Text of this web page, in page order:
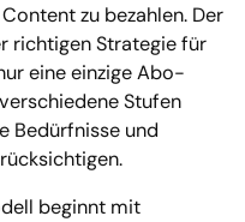
zu bezahlen. Der
richtigen Strategie für
eine einzige Abo-
Stufen
Bedürfnisse und
beginnt mit